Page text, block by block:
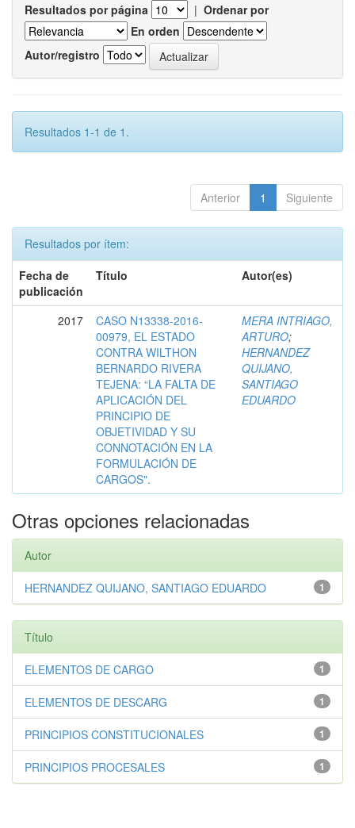
Resultados por página | Ordenar por
En orden
Autor/registro
Resultados 1-1 de 1.
Anterior 1 Siguiente
Resultados por ítem:
Fecha de
publicación
Título Autor(es)
2017
CASO N13338-2016-
00979, EL ESTADO
CONTRA WILTHON
BERNARDO RIVERA
TEJENA: “LA FALTA DE
APLICACIÓN DEL
PRINCIPIO DE
OBJETIVIDAD Y SU
CONNOTACIÓN EN LA
FORMULACIÓN DE
CARGOS".
MERA INTRIAGO,
ARTURO;
HERNANDEZ
QUIJANO,
SANTIAGO
EDUARDO
Otras opciones relacionadas
Autor
1
HERNANDEZ QUIJANO, SANTIAGO EDUARDO
Título
1
ELEMENTOS DE CARGO
1
ELEMENTOS DE DESCARG
1
PRINCIPIOS CONSTITUCIONALES
1
PRINCIPIOS PROCESALES